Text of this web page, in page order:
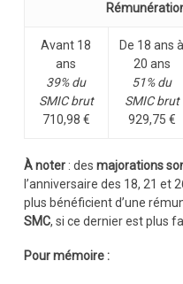
Avant 18
ans
39% du
SMIC brut
710,98 €
De 18 ans à
20 ans
51% du
SMIC brut
929,75 €
À noter: des majorations
l’anniversaire des 18, 21 et
plus bénéficient d’une
SMC, si ce dernier est plus
Pour mémoire :